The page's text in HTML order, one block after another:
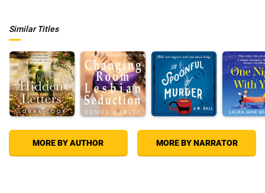
Similar Titles
MORE BY AUTHOR MORE BY NARRATOR